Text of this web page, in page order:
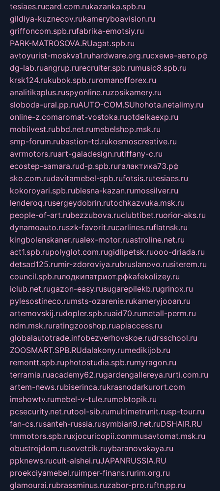
tesiaes.rucard.com.rukazanka.spb.ru
gildiya-kuznecov.rukameryboavision.ru
griffoncom.spb.rufabrika-emotsiy.ru
PARK-MATROSOVA.RUagat.spb.ru
avtoyurist-moskva1.ruhardware.org.ruсхема-авто.рф
dg-lab.ruangrup.rurecruiter.spb.rumusic8.spb.ru
krsk124.rukubok.spb.ruromanofforex.ru
analitikaplus.ruspyonline.ruzosikamery.ru
sloboda-ural.pp.ruAUTO-COM.SUhohota.netalimy.ru
online-z.comaromat-vostoka.ruotdelkaexp.ru
mobilvest.rubbd.net.rumebelshop.msk.ru
smp-forum.rubastion-td.rukosmoscreative.ru
avrmotors.ruart-galadesign.rutiffany-c.ru
ecostep-samara.rud-p.spb.ruгалактика73.рф
sko.com.rudavitamebel-spb.rufotsis.rutesiaes.ru
kokoroyari.spb.rublesna-kazan.rumossilver.ru
lenderoq.rusergeydobrin.rutochkazvuka.msk.ru
people-of-art.rubezzubova.ruclubtibet.ruorior-aks.ru
dynamoauto.ruszk-favorit.rucarlines.ruflatnsk.ru
kingbolenskaner.rualex-motor.ruastroline.net.ru
act1.spb.rupolyglot.com.rugidlipetsk.ruooo-driada.ru
detsad125.rumir-zdoroviya.rubruslanovo.rusiterem.ru
council.spb.ruлодкипатриот.рфkafekolizey.ru
iclub.net.rugazon-easy.rusugarepilekb.rugrinox.ru
pylesostineco.rumsts-ozarenie.rukameryjooan.ru
artemovskij.rudopler.spb.ruaid70.rumetall-perm.ru
ndm.msk.ruratingzooshop.ruapiaccess.ru
globalautotrade.infobezverhovskoe.rudrsschool.ru
ZOOSMART.SPB.RUdalakony.rumedikijob.ru
remontt.spb.ruphotostudia.spb.rumyragon.ru
terramia.ruacademy62.rugardengallereya.rurti.com.ru
artem-news.rubiserinca.rukrasnodarkurort.com
imshowtv.rumebel-v-tule.rumobtopik.ru
pcsecurity.net.rutool-sib.rumultimetrunit.rusp-tour.ru
fan-cs.rusanteh-russia.rusymbian9.net.ruDSHAIR.RU
tmmotors.spb.ruxjocuricopii.commusavtomat.msk.ru
obustrojdom.rusovetcik.ruybaranovskaya.ru
ppknews.rucult-alshei.ruJAPANRUSSIA.RU
proekciyamebel.ruimper-finans.rurim.org.ru
glamourai.rubrassminus.ruzabor-pro.ruftn.pp.ru